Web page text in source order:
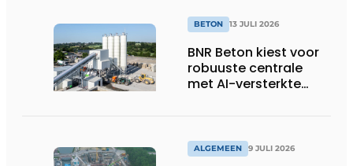
BETON 13 JULI 2026
BNR Beton kiest voor
robuuste centrale
met AI-versterkte
ALGEMEEN 9 JULI 2026